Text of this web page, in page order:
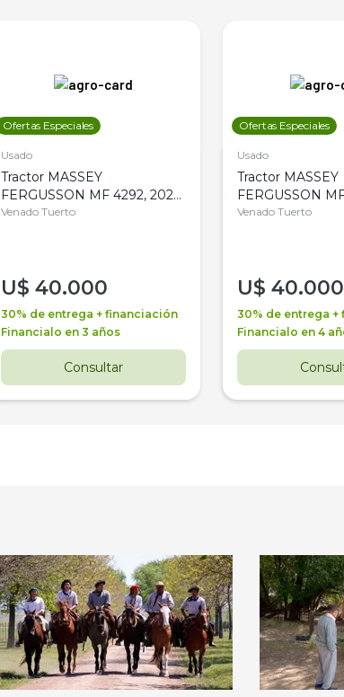
Ofertas Especiales
Usado
Tractor MASSEY
FERGUSSON MF 4292, 2020,
4WD, PATON
Venado Tuerto
U$ 40.000
30% de entrega + financiación
Financialo en 3 años
Consultar
Ofertas Especiales
Usado
Tractor MASSEY
FERGUSSON
4WD, PATON
Venado Tuerto
U$ 40.000
30% de entrega
Financialo en 4